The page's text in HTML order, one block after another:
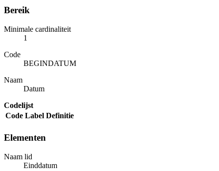
Bereik
Minimale cardinaliteit
1
Code
BEGINDATUM
Naam
Datum
Codelijst
Code Label Definitie
Elementen
Naam lid
Einddatum